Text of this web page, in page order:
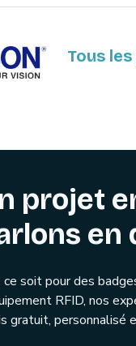
Tous
projet
en
ce soit pour des
RFID, nos
gratuit, personnalisé